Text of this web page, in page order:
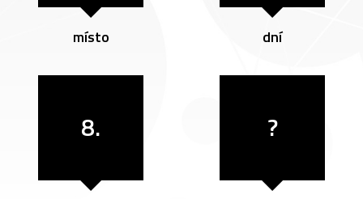
místo dní
8. ?